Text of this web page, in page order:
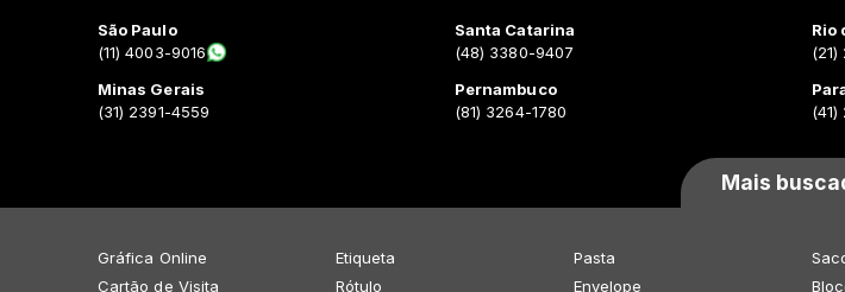
São Paulo
(11) 4003-9016
Minas Gerais
(31) 2391-4559
Santa Catarina
(48) 3380-9407
Pernambuco
(81) 3264-1780
Rio
(21)
(41)
Mais
Gráfica Online
Cartão de Visita
Etiqueta
Rótulo
Pasta
Envelope